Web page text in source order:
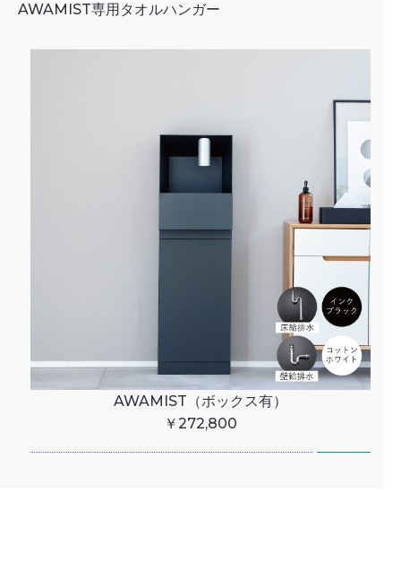
AWAMIST専用タオルハンガー
AWAMIST（ボックス有）
￥272,800